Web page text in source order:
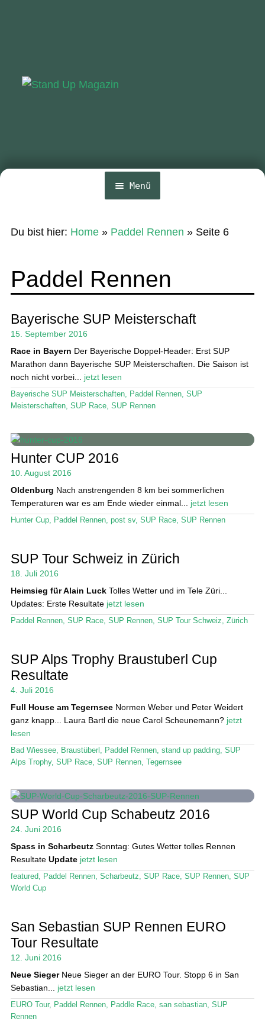
Menü
SUP-Events
Ratgeber
Das Magazin
Stand Up Magazin TV
SPOT FINDER
Du bist hier: Home» Paddel Rennen » Seite 6
Paddel Rennen
Bayerische SUP Meisterschaft
15. September 2016
Race in Bayern Der Bayerische Doppel-Header: Erst SUP
Marathon dann Bayerische SUP Meisterschaften. Die Saison ist
noch nicht vorbei... jetzt lesen
Bayerische SUP Meisterschaften, Paddel Rennen, SUP
Meisterschaften, SUP Race, SUP Rennen
Hunter CUP 2016
10. August 2016
Oldenburg Nach anstrengenden 8 km bei sommerlichen
Temperaturen war es am Ende wieder einmal... jetzt lesen
Hunter Cup, Paddel Rennen, post sv, SUP Race, SUP Rennen
SUP Tour Schweiz in Zürich
18. Juli 2016
Heimsieg für Alain LuckTolles Wetter und im Tele Züri...
Updates: Erste Resultate jetzt lesen
Paddel Rennen, SUP Race, SUP Rennen, SUP Tour Schweiz, Zürich
SUP Alps Trophy Braustuberl Cup
Resultate
4. Juli 2016
Full House am TegernseeNormen Weber und Peter Weidert
ganz knapp... Laura Bartl die neue Carol Scheunemann? jetzt
lesen
Bad Wiessee, Braustüberl , Paddel Rennen, stand up padding, SUP
Alps Trophy, SUP Race, SUP Rennen, Tegernsee
SUP World Cup Schabeutz 2016
24. Juni 2016
Spass in ScharbeutzSonntag: Gutes Wetter tolles Rennen
Resultate Update jetzt lesen
featured Paddel Rennen, Scharbeutz SUP Race, SUP Rennen, SUP
World Cup
San Sebastian SUP Rennen EURO
Tour Resultate
12. Juni 2016
Neue SiegerNeue Sieger an der EURO Tour. Stopp 6 in San
Sebastian... jetzt lesen
EURO Tour, Paddel Rennen, Paddle Race, san sebastian, SUP
Rennen